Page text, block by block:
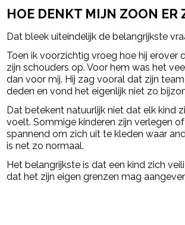
HOE DENKT MIJN ZOON ER
Dat bleek uiteindelijk de belangrijkste
Toen ik voorzichtig vroeg hoe hij erover
zijn schouders op. Voor hem was het
dan voor mij. Hij zag vooral dat zijn
deden en vond het eigenlijk niet zo
Dat betekent natuurlijk niet dat elk kind
voelt. Sommige kinderen zijn verlegen
spannend om zich uit te kleden waar
is net zo normaal.
Het belangrijkste is dat een kind zich
dat het zijn eigen grenzen mag